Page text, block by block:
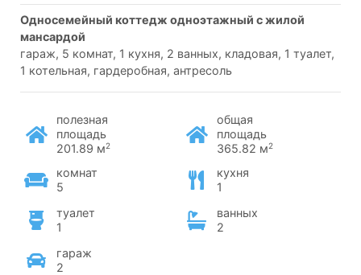
односемейный коттедж одноэтажный с жилой
мансардой
гараж, 5 комнат, 1 кухня, 2 ванных, кладовая, 1 туалет,
1 котельная, гардеробная, антресоль
полезная
площадь
201.89 м2
общая
площадь
365.82 м2
комнат
5
кухня
1
туалет
1
ванных
2
гараж
2